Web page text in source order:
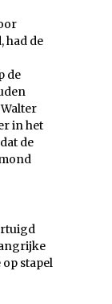
had de
de
in het
de
stapel